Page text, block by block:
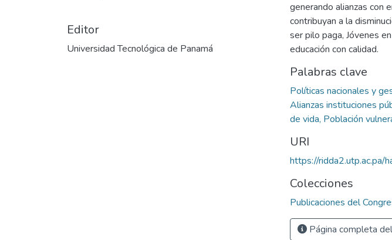
Editor
Universidad Tecnológica de Panamá
generando alianzas con
contribuyan a la
ser pilo paga, Jóvenes
educación con calidad.
Palabras clave
Políticas nacionales y
Alianzas instituciones
de vida, Población
URI
https://
Colecciones
Publicaciones del
Página completa